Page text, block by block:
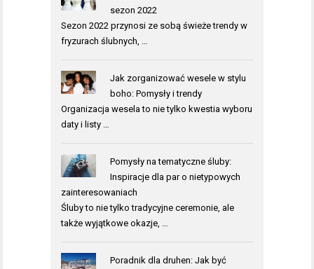
sezon 2022
Sezon 2022 przynosi ze sobą świeże trendy w
fryzurach ślubnych, …
Jak zorganizować wesele w stylu
boho: Pomysły i trendy
Organizacja wesela to nie tylko kwestia wyboru
daty i listy …
Pomysły na tematyczne śluby:
Inspiracje dla par o nietypowych
zainteresowaniach
Śluby to nie tylko tradycyjne ceremonie, ale
także wyjątkowe okazje, …
Poradnik dla druhen: Jak być